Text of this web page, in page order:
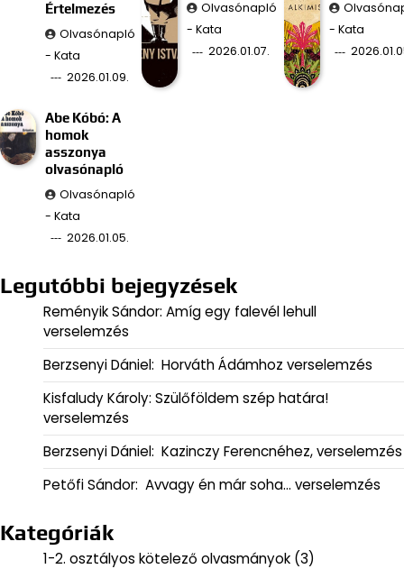
Értelmezés
Olvasónapló
- Kata
2026.01.09.
Olvasónapló
- Kata
2026.01.07.
- Kata
Abe Kóbó: A
homok
asszonya
olvasónapló
Olvasónapló
- Kata
2026.01.05.
Legutóbbi bejegyzések
Reményik Sándor: Amíg egy falevél lehull
verselemzés
Berzsenyi Dániel: Horváth Ádámhoz verselemzés
Kisfaludy Károly: Szülőföldem szép határa!
verselemzés
Berzsenyi Dániel: Kazinczy Ferencnéhez, verselemzés
Petőfi Sándor: Avvagy én már soha… verselemzés
Kategóriák
1-2. osztályos kötelező olvasmányok (3)